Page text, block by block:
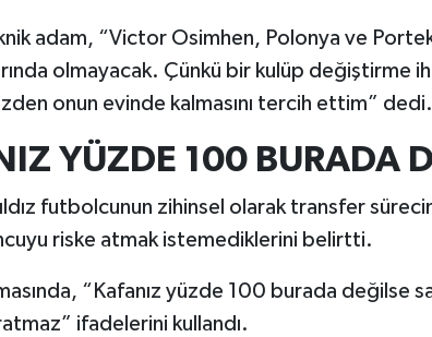
adam, “Victor Osimhen, Polonya ve
olmayacak. Çünkü bir kulüp değiştirme
onun evinde kalmasını tercih ettim” dedi.
YÜZDE 100 BURADA
futbolcunun zihinsel olarak transfer
riske atmak istemediklerini belirtti.
“Kafanız yüzde 100 burada değilse
ifadelerini kullandı.